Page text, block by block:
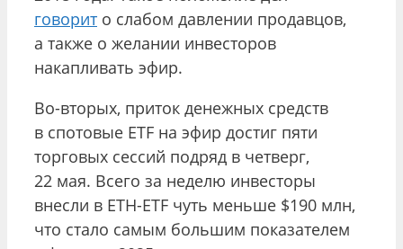
говорит о слабом давлении продавцов,
а также о желании инвесторов
накапливать эфир.
Во-вторых, приток денежных средств
в спотовые ETF на эфир достиг пяти
торговых сессий подряд в четверг,
22 мая. Всего за неделю инвесторы
внесли в ETH-ETF чуть меньше $190 млн,
что стало самым большим показателем